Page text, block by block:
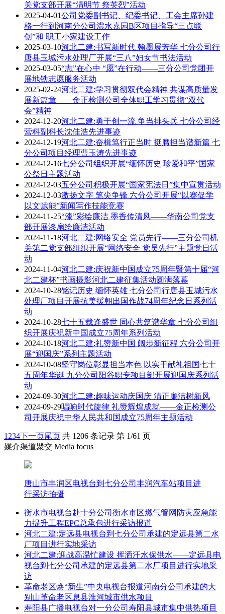
关党支部开展“清明节 祭英烈”活动
2025-04-01公司党委副书记、纪委书记、工会主席孙建
格一行到河南分公司澧水嘉园B区项目指导“三点联
创”和 职工小家建设工作
2025-03-10河北二建:书写新时代 翰墨展芳华 七分公司行
唐县玉城污水处理厂开展“三八”妇女节书法活动
2025-03-05“志”在心中 “愿”在行动——三分公司党团开
展地铁志愿服务活动
2025-02-24河北二建:学习贯彻双代会精神 共谋高质量发
展新篇章——金正检测公司全体职工学习贯彻“双代
会”精神
2024-12-20河北二建:勇于创一流 争当排头兵 七分公司经
营科副科长沈佳浩先进事迹
2024-12-19河北二建:奋楫笃行正当时 挺膺担当谱新篇 七
分公司项目经理曹玉涛先进事迹
2024-12-16七分公司组织开展“缅怀历史 珍爱和平”国家
公祭日主题活动
2024-12-03五分公司积极开展“国家宪法日”集中宣贯活动
2024-12-03激扬文字 笔尖争锋 六分公司开展“以赛促学
以文赋能”新闻写作技能竞赛
2024-11-25“漆”彩绘廉洁 墨香传清风——华南公司党支
部开展漆扇绘廉洁活动
2024-11-18河北二建:网络安全 党员先行——三分公司机
关第二党支部组织开展“网络安全 党员先行”主题党日活
动
2024-11-04河北二建:庆祝新中国成立75周年暨第十届“河
北二建杯”书画摄影河北二建征集活动圆满落幕
2024-10-28铭记历史 缅怀英雄 七分公司行唐县玉城污水
处理厂项目开展抗美援朝出国作战74周年纪念日系列活
动
2024-10-28七十五载逢盛世 同心共筑谱华章 七分公司组
织开展庆祝新中国成立75周年系列活动
2024-10-18河北二建:礼赞新中国 阔步新征程 六分公司开
展“迎国庆”系列主题活动
2024-10-08坚守岗位彰显担当本色 以实干献礼祖国七十
五周年华诞 九分公司阳谷职专项目部开展迎国庆系列活
动
2024-09-30河北二建:趣味运动庆国庆 清正廉洁树新风
2024-09-29唱响时代旋律 礼赞辉煌成就——金正检测公
司开展庆祝中华人民共和国成立75周年主题活动
1 234下一页尾页 共 1206 条记录 第 1/61 页
媒介渠道聚交 Media focus
唐山市丰润区电视台到七分公司丰润汽车站项目进
行采访拍摄
衡水市电视台赴十分公司衡水市区燃气管网防灾应急能
力提升工程EPC总承包进行采访报道
河北二建:定远县电视台到七分公司承建的定远县第二水
厂项目进行实地采访
河北二建:迎战高温忙建设 挥洒汗水保供水——定远县电
视台到七分公司承建的定远县第二水厂项目进行实地采
访
革命老区焕“新生”中央电视台报道河南分公司承建的大
别山革命老区息县淮河城市供水项目
寿阳县广播电视台对一分公司寿阳县城市集中供热项目